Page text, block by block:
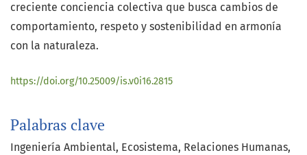
Palabras clave
Ingeniería Ambiental Ecosistema Relaciones Humanas
creciente conciencia colectiva que busca cambios de
comportamiento, respeto y sostenibilidad en armonía
con la naturaleza.
https://doi.org/10.25009/is.v0i16.2815